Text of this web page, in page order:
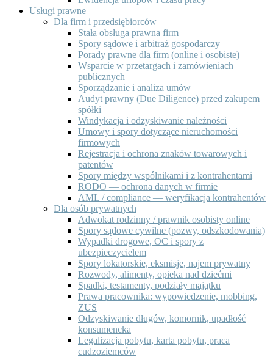
Usługi prawne
Dla firm i przedsiębiorców
Stała obsługa prawna firm
Spory sądowe i arbitraż gospodarczy
Porady prawne dla firm (online i osobiste)
Wsparcie w przetargach i zamówieniach
publicznych
Sporządzanie i analiza umów
Audyt prawny (Due Diligence) przed zakupem
spółki
Windykacja i odzyskiwanie należności
Umowy i spory dotyczące nieruchomości
firmowych
Rejestracja i ochrona znaków towarowych i
patentów
Spory między wspólnikami i z kontrahentami
RODO — ochrona danych w firmie
AML / compliance — weryfikacja kontrahentów
Dla osób prywatnych
Adwokat rodzinny / prawnik osobisty online
Spory sądowe cywilne (pozwy, odszkodowania)
Wypadki drogowe, OC i spory z
ubezpieczycielem
Spory lokatorskie, eksmisje, najem prywatny
Rozwody, alimenty, opieka nad dziećmi
Spadki, testamenty, podziały majątku
Prawa pracownika: wypowiedzenie, mobbing,
ZUS
Odzyskiwanie długów, komornik, upadłość
konsumencka
Legalizacja pobytu, karta pobytu, praca
cudzoziemców